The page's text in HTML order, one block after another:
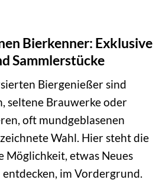
Bierkenner: Exklusive
Sammlerstücke
Biergenießer sind
seltene Brauwerke oder
oft mundgeblasenen
Wahl. Hier steht die
Möglichkeit, etwas Neues
entdecken, im Vordergrund.